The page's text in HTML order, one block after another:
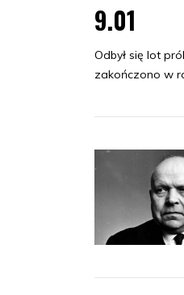
9.01
Odbył się lot
zakończono w